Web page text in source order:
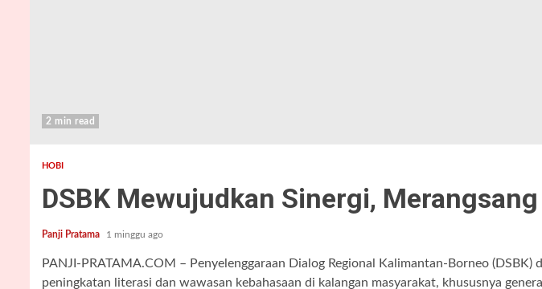
2 min read
HOBI
DSBK Mewujudkan Sinergi,
Panji Pratama 1 minggu ago
PANJI-PRATAMA.COM – Penyelenggaraan Dialog Regional Kalimantan-Borneo (DSBK)
peningkatan literasi dan wawasan kebahasaan di kalangan masyarakat, khususnya